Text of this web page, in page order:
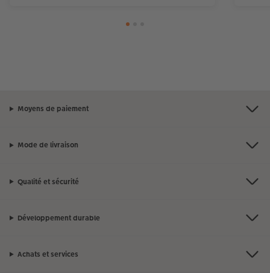
Moyens de paiement
Mode de livraison
Qualité et sécurité
Développement durable
Achats et services